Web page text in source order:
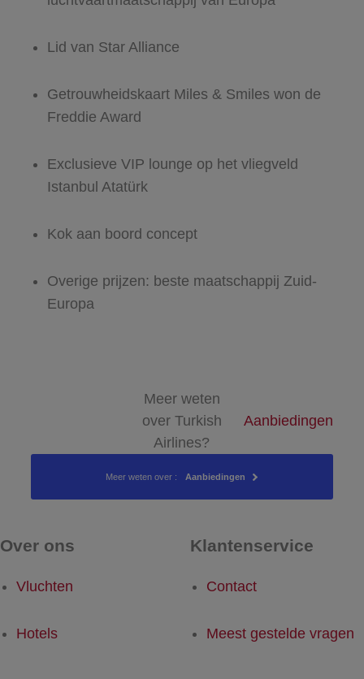
Lid van Star Alliance
Getrouwheidskaart Miles & Smiles won de
Freddie Award
Exclusieve VIP lounge op het vliegveld
Istanbul Atatürk
Kok aan boord concept
Overige prijzen: beste maatschappij Zuid-
Europa
Meer weten
over Turkish
Airlines?
Aanbiedingen
Meer weten over : Aanbiedingen
Over ons
Vluchten
Hotels
Klantenservice
Contact
Meest gestelde vragen